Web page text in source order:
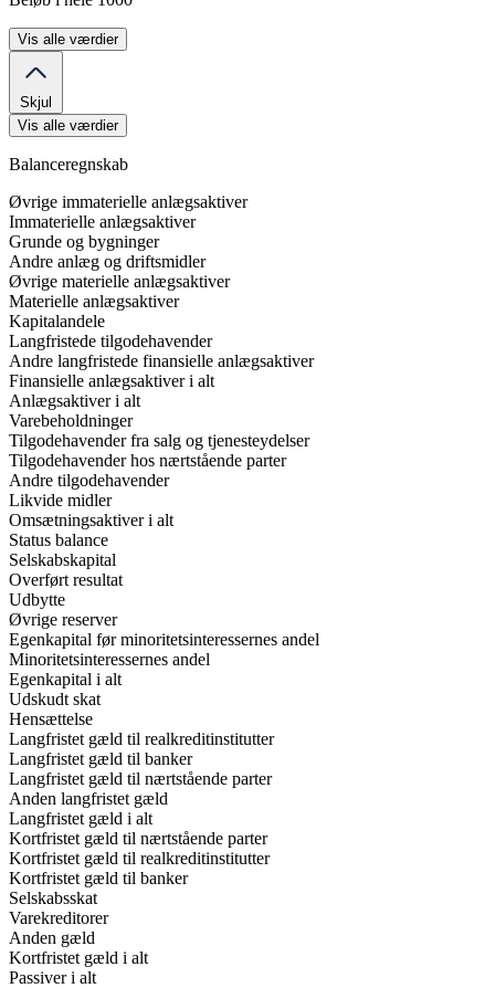
Vis alle værdier
Skjul
Vis alle værdier
Balanceregnskab
Øvrige immaterielle anlægsaktiver
Immaterielle anlægsaktiver
Grunde og bygninger
Andre anlæg og driftsmidler
Øvrige materielle anlægsaktiver
Materielle anlægsaktiver
Kapitalandele
Langfristede tilgodehavender
Andre langfristede finansielle anlægsaktiver
Finansielle anlægsaktiver i alt
Anlægsaktiver i alt
Varebeholdninger
Tilgodehavender fra salg og tjenesteydelser
Tilgodehavender hos nærtstående parter
Andre tilgodehavender
Likvide midler
Omsætningsaktiver i alt
Status balance
Selskabskapital
Overført resultat
Udbytte
Øvrige reserver
Egenkapital før minoritetsinteressernes andel
Minoritetsinteressernes andel
Egenkapital i alt
Udskudt skat
Hensættelse
Langfristet gæld til realkreditinstitutter
Langfristet gæld til banker
Langfristet gæld til nærtstående parter
Anden langfristet gæld
Langfristet gæld i alt
Kortfristet gæld til nærtstående parter
Kortfristet gæld til realkreditinstitutter
Kortfristet gæld til banker
Selskabsskat
Varekreditorer
Anden gæld
Kortfristet gæld i alt
Passiver i alt